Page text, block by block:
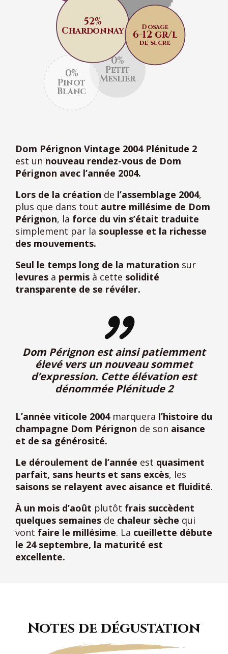
Dosage
6-12 gr/l
de sucre
52%
Chardonnay
0%
Petit
Meslier
0%
Pinot
Blanc
Dom Pérignon Vintage 2004 Plénitude 2
est un nouveau rendez-vous de Dom
Pérignon avec l’année 2004.
Lors de la création de l’assemblage 2004,
plus que dans tout autre millésime de Dom
Pérignon, la force du vin s’était traduite
simplement par la souplesse et la richesse
des mouvements.
Seul le temps long de la maturation sur
levures a permis à cette solidité
transparente de se révéler.
Dom Pérignon est ainsi patiemment
élevé vers un nouveau sommet
d’expression. Cette élévation est
dénommée Plénitude 2
L’année viticole 2004marquera l’histoire du
champagne Dom Pérignon de son aisance
et de sa générosité.
Le déroulement de l’année est quasiment
parfait, sans heurts et sans excès, les
saisons se relayent avec aisance et fluidité.
À un mois d’août plutôt frais succèdent
quelques semaines de chaleur sèche qui
vont faire le millésime. La cueillette débute
le 24 septembre, la maturité est
excellente.
Notes de dégustation